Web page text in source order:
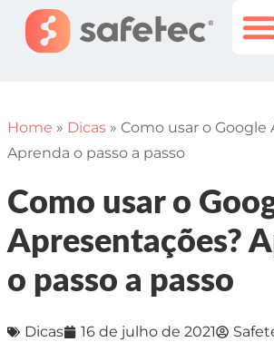
Home » Dicas » Como usar o Google
Aprenda o passo a passo
Como usar o
Apresentações?
o passo a passo
Dicas 16 de julho de 2021